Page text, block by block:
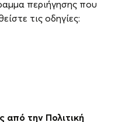
περιήγησης που
τις οδηγίες:
την Πολιτική